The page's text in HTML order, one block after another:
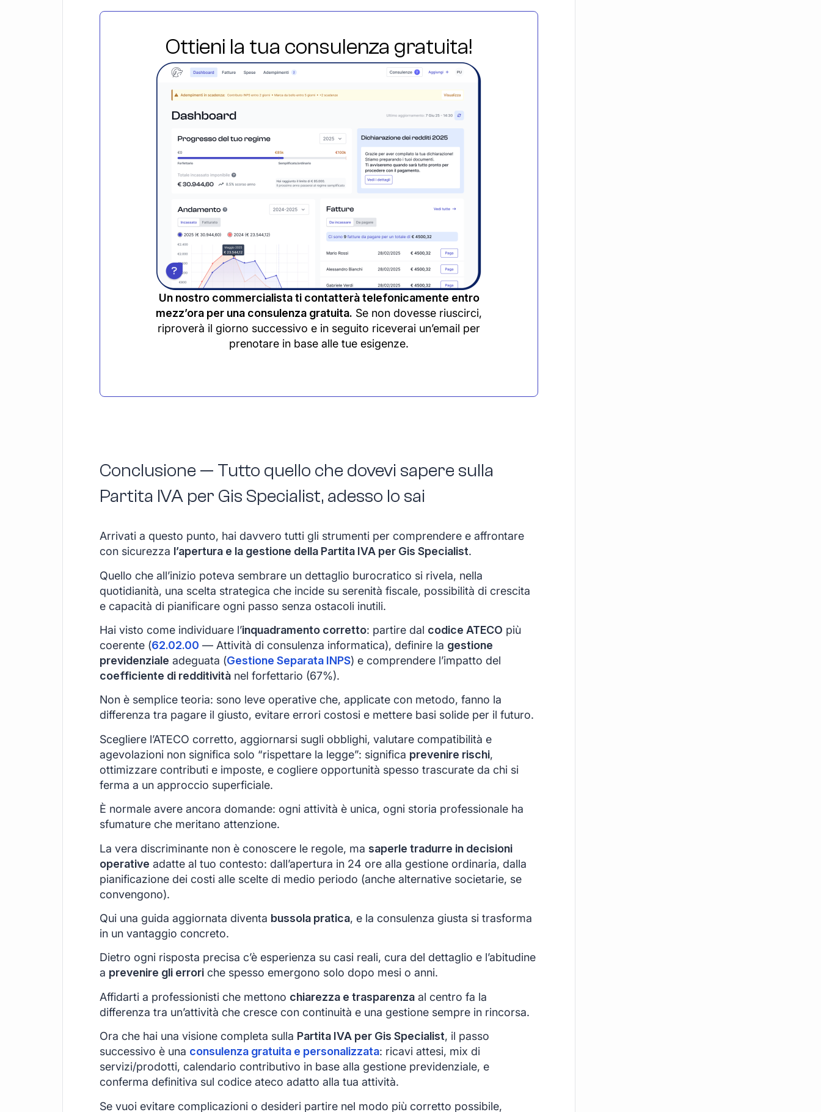
Ottieni la tua consulenza gratuita!
Un nostro commercialista ti contatterà telefonicamente entro
mezz’ora per una consulenza gratuita. Se non dovesse riuscirci,
riproverà il giorno successivo e in seguito riceverai un’email per
prenotare in base alle tue esigenze.
Conclusione — Tutto quello che dovevi sapere sulla
Partita IVA per Gis Specialist, adesso lo sai
Arrivati a questo punto, hai davvero tutti gli strumenti per comprendere e affrontare
con sicurezza l’apertura e la gestione della Partita IVA per Gis Specialist.
Quello che all’inizio poteva sembrare un dettaglio burocratico si rivela, nella
quotidianità, una scelta strategica che incide su serenità fiscale, possibilità di crescita
e capacità di pianificare ogni passo senza ostacoli inutili.
Hai visto come individuare l’inquadramento corretto: partire dal codice ATECO più
coerente (62.02.00 — Attività di consulenza informatica), definire la gestione
previdenziale adeguata (Gestione Separata INPS) e comprendere l’impatto del
coefficiente di redditività nel forfettario (67%).
Non è semplice teoria: sono leve operative che, applicate con metodo, fanno la
differenza tra pagare il giusto, evitare errori costosi e mettere basi solide per il futuro.
Scegliere l’ATECO corretto, aggiornarsi sugli obblighi, valutare compatibilità e
agevolazioni non significa solo “rispettare la legge”: significa prevenire rischi,
ottimizzare contributi e imposte, e cogliere opportunità spesso trascurate da chi si
ferma a un approccio superficiale.
È normale avere ancora domande: ogni attività è unica, ogni storia professionale ha
sfumature che meritano attenzione.
La vera discriminante non è conoscere le regole, ma saperle tradurre in decisioni
operative adatte al tuo contesto: dall’apertura in 24 ore alla gestione ordinaria, dalla
pianificazione dei costi alle scelte di medio periodo (anche alternative societarie, se
convengono).
Qui una guida aggiornata diventa bussola pratica, e la consulenza giusta si trasforma
in un vantaggio concreto.
Dietro ogni risposta precisa c’è esperienza su casi reali, cura del dettaglio e l’abitudine
a prevenire gli errori che spesso emergono solo dopo mesi o anni.
Affidarti a professionisti che mettono chiarezza e trasparenza al centro fa la
differenza tra un’attività che cresce con continuità e una gestione sempre in rincorsa.
Ora che hai una visione completa sulla Partita IVA per Gis Specialist, il passo
successivo è una consulenza gratuita e personalizzata: ricavi attesi, mix di
servizi/prodotti, calendario contributivo in base alla gestione previdenziale, e
conferma definitiva sul codice ateco adatto alla tua attività.
Se vuoi evitare complicazioni o desideri partire nel modo più corretto possibile,